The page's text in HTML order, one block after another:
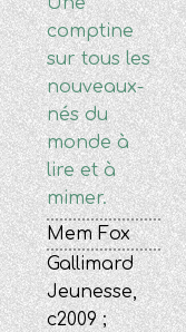
comptine
sur tous les
nouveaux-
nés du
monde à
lire et à
mimer.
Mem Fox
Gallimard
Jeunesse,
c2009 ;